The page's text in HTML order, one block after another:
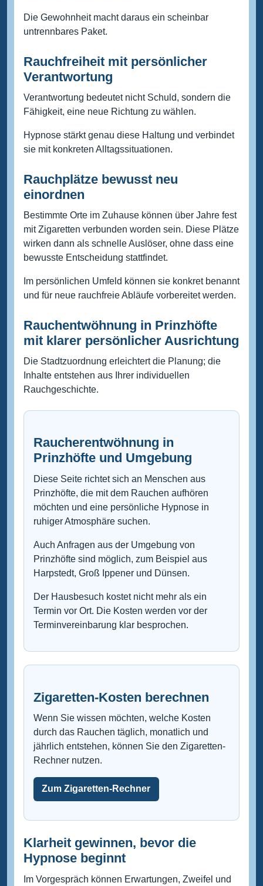
Die Gewohnheit macht daraus ein scheinbar
untrennbares Paket.
Rauchfreiheit mit persönlicher
Verantwortung
Verantwortung bedeutet nicht Schuld, sondern die
Fähigkeit, eine neue Richtung zu wählen.
Hypnose stärkt genau diese Haltung und verbindet
sie mit konkreten Alltagssituationen.
Rauchplätze bewusst neu
einordnen
Bestimmte Orte im Zuhause können über Jahre fest
mit Zigaretten verbunden worden sein. Diese Plätze
wirken dann als schnelle Auslöser, ohne dass eine
bewusste Entscheidung stattfindet.
Im persönlichen Umfeld können sie konkret benannt
und für neue rauchfreie Abläufe vorbereitet werden.
Rauchentwöhnung in Prinzhöfte
mit klarer persönlicher Ausrichtung
Die Stadtzuordnung erleichtert die Planung; die
Inhalte entstehen aus Ihrer individuellen
Rauchgeschichte.
Raucherentwöhnung in
Prinzhöfte und Umgebung
Diese Seite richtet sich an Menschen aus
Prinzhöfte, die mit dem Rauchen aufhören
möchten und eine persönliche Hypnose in
ruhiger Atmosphäre suchen.
Auch Anfragen aus der Umgebung von
Prinzhöfte sind möglich, zum Beispiel aus
Harpstedt, Groß Ippener und Dünsen.
Der Hausbesuch kostet nicht mehr als ein
Termin vor Ort. Die Kosten werden vor der
Terminvereinbarung klar besprochen.
Zigaretten-Kosten berechnen
Wenn Sie wissen möchten, welche Kosten
durch das Rauchen täglich, monatlich und
jährlich entstehen, können Sie den Zigaretten-
Rechner nutzen.
Zum Zigaretten-Rechner
Klarheit gewinnen, bevor die
Hypnose beginnt
Im Vorgespräch können Erwartungen, Zweifel und